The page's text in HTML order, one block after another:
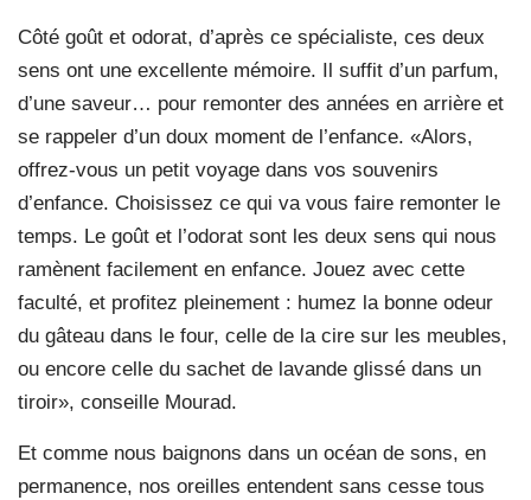
Côté goût et odorat, d’après ce spécialiste, ces deux
sens ont une excellente mémoire. Il suffit d’un parfum,
d’une saveur… pour remonter des années en arrière et
se rappeler d’un doux moment de l’enfance. «Alors,
offrez-vous un petit voyage dans vos souvenirs
d’enfance. Choisissez ce qui va vous faire remonter le
temps. Le goût et l’odorat sont les deux sens qui nous
ramènent facilement en enfance. Jouez avec cette
faculté, et profitez pleinement : humez la bonne odeur
du gâteau dans le four, celle de la cire sur les meubles,
ou encore celle du sachet de lavande glissé dans un
tiroir», conseille Mourad.
Et comme nous baignons dans un océan de sons, en
permanence, nos oreilles entendent sans cesse tous